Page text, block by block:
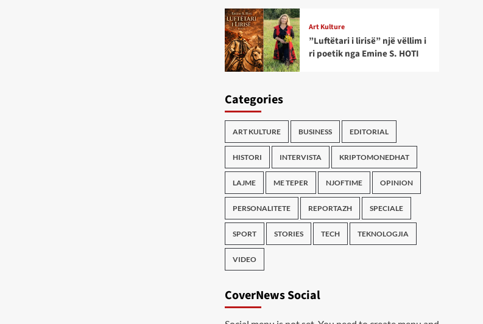
Art Kulture
”Luftëtari i lirisë” një vëllim i
ri poetik nga Emine S. HOTI
Categories
ART KULTURE BUSINESS EDITORIAL
HISTORI INTERVISTA KRIPTOMONEDHAT
LAJME ME TEPER NJOFTIME OPINION
PERSONALITETE REPORTAZH SPECIALE
SPORT STORIES TECH TEKNOLOGJIA
VIDEO
CoverNews Social